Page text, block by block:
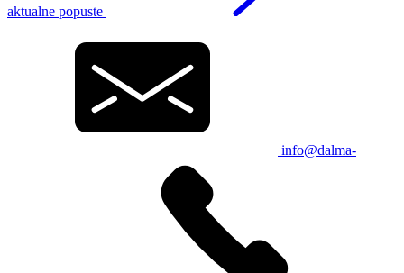
aktualne popuste
info@dalma-